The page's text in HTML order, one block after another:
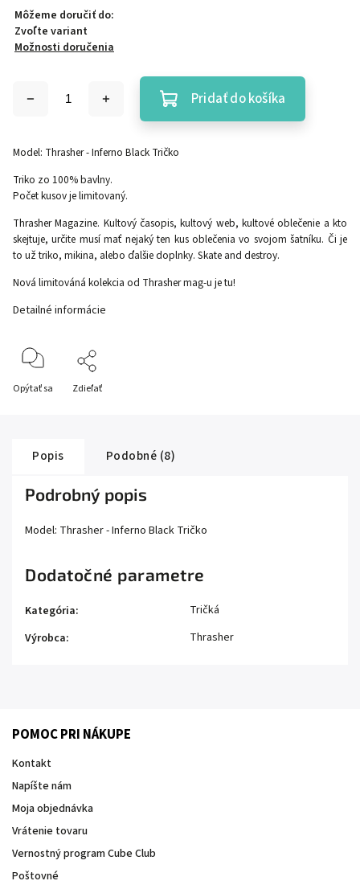
Môžeme doručiť do:
Zvoľte variant
Možnosti doručenia
Pridať do košíka
Model: Thrasher - Inferno Black Tričko
Triko zo 100% bavlny.
Počet kusov je limitovaný.
Thrasher Magazine. Kultový časopis, kultový web, kultové oblečenie a kto
skejtuje, určite musí mať nejaký ten kus oblečenia vo svojom šatníku. Či je
to už triko, mikina, alebo ďalšie doplnky. Skate and destroy.
Nová limitováná kolekcia od Thrasher mag-u je tu!
Detailné informácie
Opýtať sa Zdieľať
Popis Podobné (8)
Podrobný popis
Model: Thrasher - Inferno Black Tričko
Dodatočné parametre
Kategória:
Tričká
Výrobca: Thrasher
POMOC PRI NÁKUPE
Kontakt
Napíšte nám
Moja objednávka
Vrátenie tovaru
Vernostný program Cube Club
Poštovné